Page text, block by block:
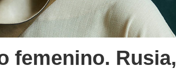
femenino. Rusia,